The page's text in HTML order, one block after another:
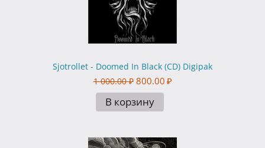
Sjotrollet - Doomed In Black (CD) Digipak
1 000.00 ₽ 800.00 ₽
В корзину